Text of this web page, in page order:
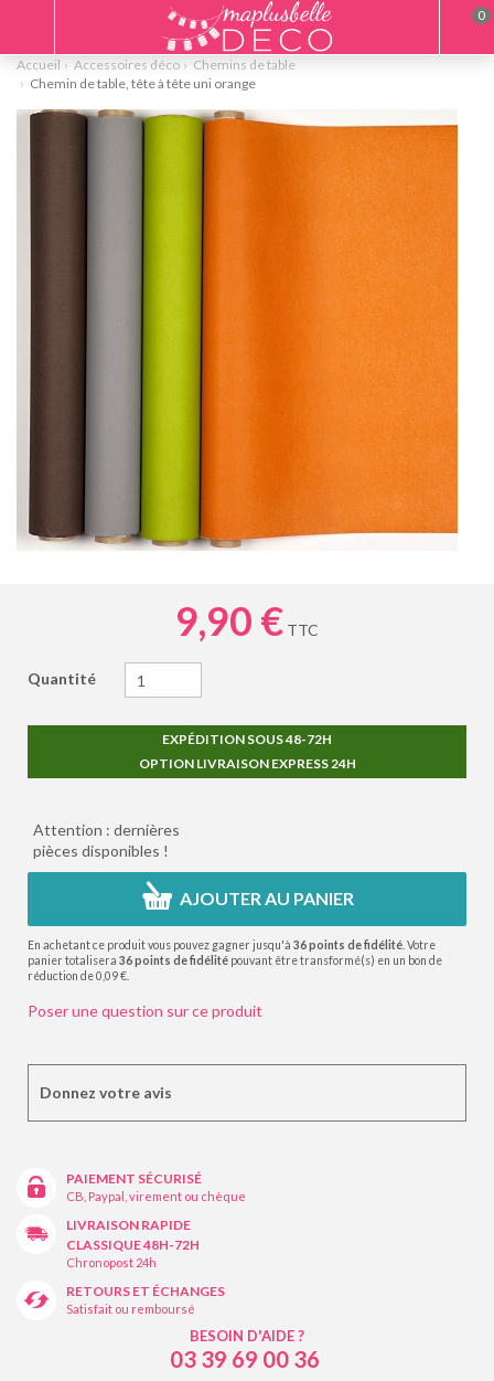
Accueil Accessoires déco
Chemins de table
Chemin de table, tête à tête uni orange
9,90 € TTC
Quantité
EXPÉDITION SOUS 48-72H
OPTION LIVRAISON EXPRESS 24H
Attention : dernières
pièces disponibles !
AJOUTER AU PANIER
En achetant ce produit vous pouvez gagner jusqu'à 36points de fidélité . Votre
panier totalisera 36points de fidélité pouvant être transformé(s) en un bon de
réduction de0,09 €
Poser une question sur ce produit
Donnez votre avis
PAIEMENT SÉCURISÉ
CB, Paypal, virement ou chèque
LIVRAISON RAPIDE
CLASSIQUE 48H-72H
Chronopost 24h
RETOURS ET ÉCHANGES
Satisfait ou remboursé
BESOIN D'AIDE ?
03 39 69 00 36
0